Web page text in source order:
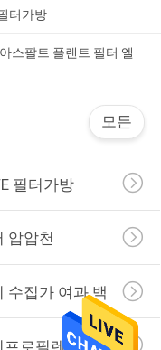
터가방
스팔트 플랜트 필터 엘
모든
필터가방
압압천
수집가 여과 백
프로필렌 여과천